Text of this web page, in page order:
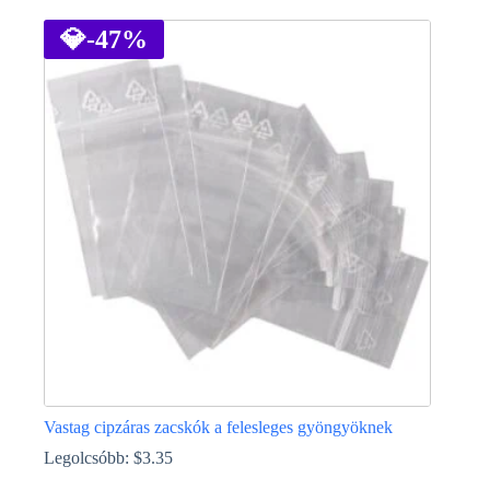
terméknek
több
variációja
van.
változatok
termékoldalon
választhatók
💎-47%
Vastag cipzáras zacskók a felesleges gyöngyöknek
Legolcsóbb: $3.35